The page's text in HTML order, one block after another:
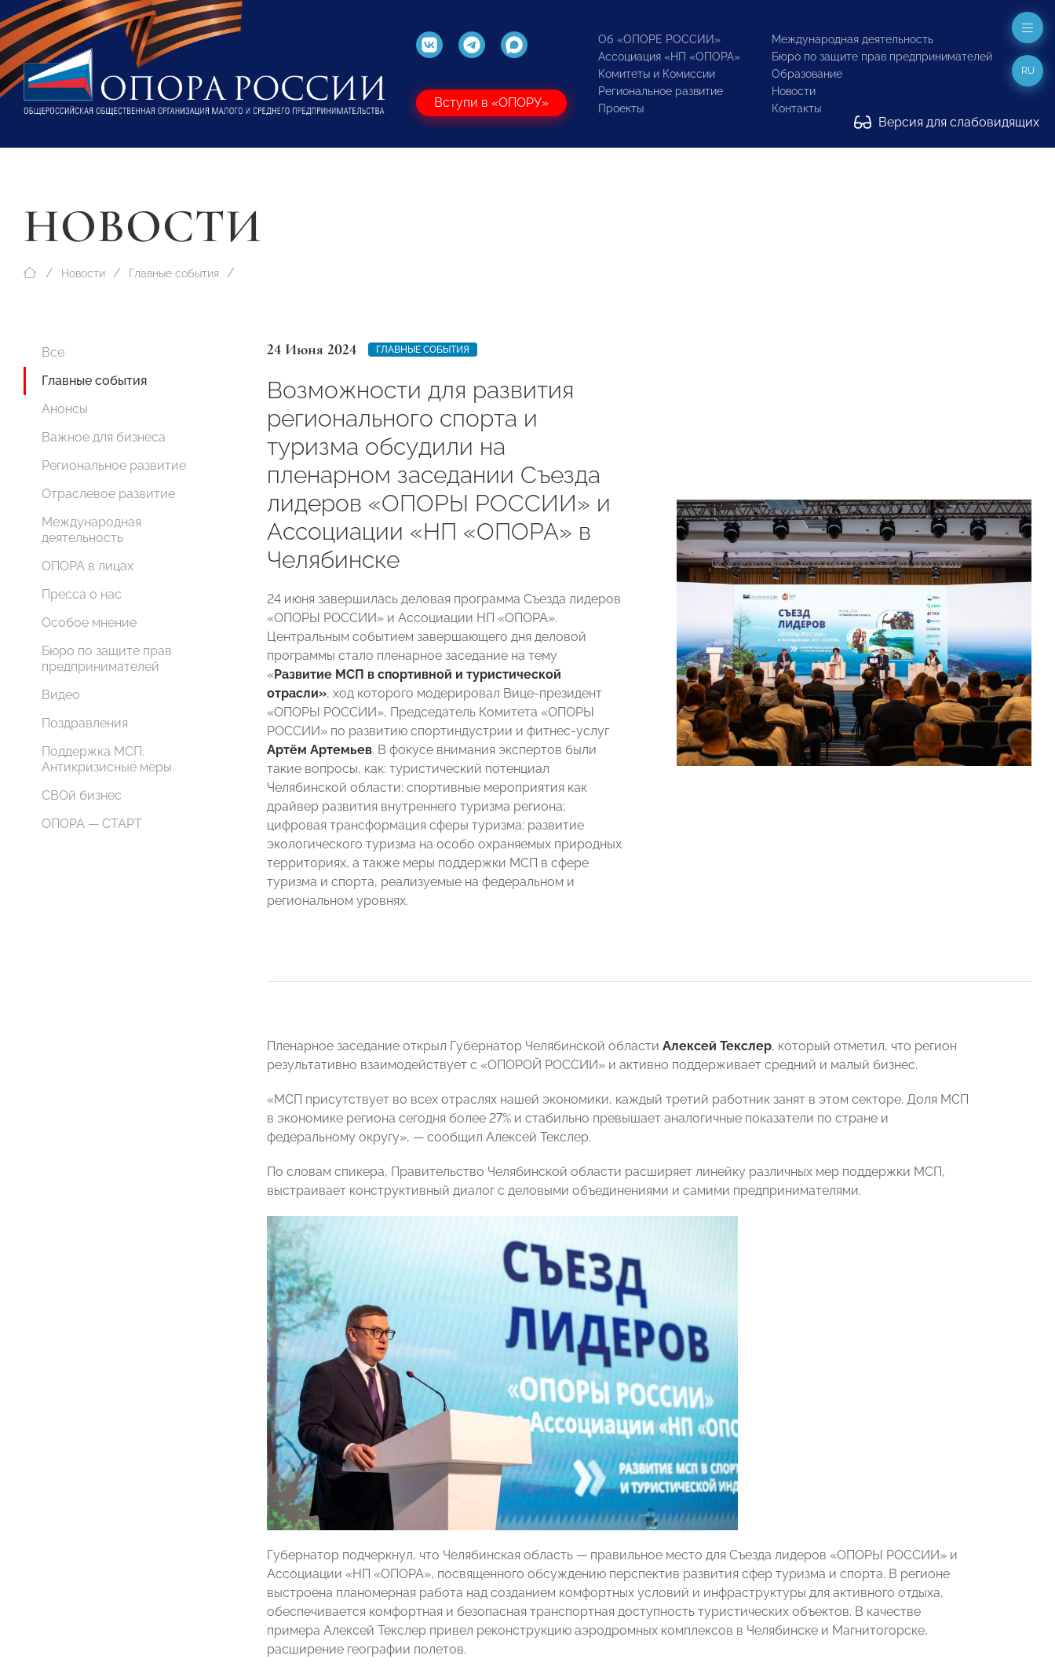
Вступи в «ОПОРУ»
Об «ОПОРЕ РОССИИ»
Ассоциация «НП «ОПОРА»
Комитеты и Комиссии
Региональное развитие
Проекты
Международная деятельность
Бюро по защите прав предпринимателей
Образование
Новости
Контакты
Версия для слабовидящих
RU
НОВОСТИ
Новости Главные события
Все
Главные события
Анонсы
Важное для бизнеса
Региональное развитие
Отраслевое развитие
Международная
деятельность
ОПОРА в лицах
Пресса о нас
Особое мнение
Бюро по защите прав
предпринимателей
Видео
Поздравления
Поддержка МСП.
Антикризисные меры
СВОй бизнес
ОПОРА — СТАРТ
24 Июня 2024 ГЛАВНЫЕ СОБЫТИЯ
Возможности для развития
регионального спорта и
туризма обсудили на
пленарном заседании Съезда
лидеров «ОПОРЫ РОССИИ» и
Ассоциации «НП «ОПОРА» в
Челябинске
24 июня завершилась деловая программа Съезда лидеров
«ОПОРЫ РОССИИ» и Ассоциации НП «ОПОРА».
Центральным событием завершающего дня деловой
программы стало пленарное заседание на тему
«Развитие МСП в спортивной и туристической
отрасли», ход которого модерировал Вице-президент
«ОПОРЫ РОССИИ», Председатель Комитета «ОПОРЫ
РОССИИ» по развитию спортиндустрии и фитнес-услуг
Артём Артемьев. В фокусе внимания экспертов были
такие вопросы, как: туристический потенциал
Челябинской области; спортивные мероприятия как
драйвер развития внутреннего туризма региона;
цифровая трансформация сферы туризма; развитие
экологического туризма на особо охраняемых природных
территориях, а также меры поддержки МСП в сфере
туризма и спорта, реализуемые на федеральном и
региональном уровнях.
Пленарное заседание открыл Губернатор Челябинской области Алексей Текслер, который отметил, что регион
результативно взаимодействует с «ОПОРОЙ РОССИИ» и активно поддерживает средний и малый бизнес.
«МСП присутствует во всех отраслях нашей экономики, каждый третий работник занят в этом секторе. Доля МСП
в экономике региона сегодня более 27% и стабильно превышает аналогичные показатели по стране и
федеральному округу», — сообщил Алексей Текслер.
По словам спикера, Правительство Челябинской области расширяет линейку различных мер поддержки МСП,
выстраивает конструктивный диалог с деловыми объединениями и самими предпринимателями.
Губернатор подчеркнул, что Челябинская область — правильное место для Съезда лидеров «ОПОРЫ РОССИИ» и
Ассоциации «НП «ОПОРА», посвященного обсуждению перспектив развития сфер туризма и спорта. В регионе
выстроена планомерная работа над созданием комфортных условий и инфраструктуры для активного отдыха,
обеспечивается комфортная и безопасная транспортная доступность туристических объектов. В качестве
примера Алексей Текслер привел реконструкцию аэродромных комплексов в Челябинске и Магнитогорске,
расширение географии полетов.